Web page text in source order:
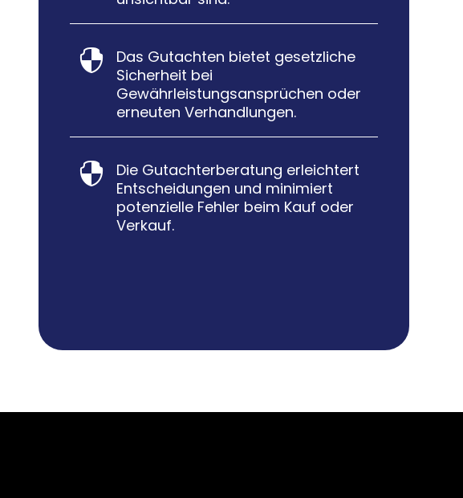

Das Gutachten bietet gesetzliche
Sicherheit bei
Gewährleistungsansprüchen oder
erneuten Verhandlungen.

Die Gutachterberatung erleichtert
Entscheidungen und minimiert
potenzielle Fehler beim Kauf oder
Verkauf.